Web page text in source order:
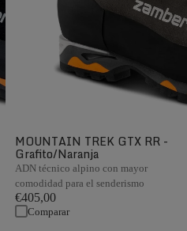
MOUNTAIN TREK GTX RR -
Grafito/Naranja
ADN técnico alpino con mayor
comodidad para el senderismo
€405,00
Comparar